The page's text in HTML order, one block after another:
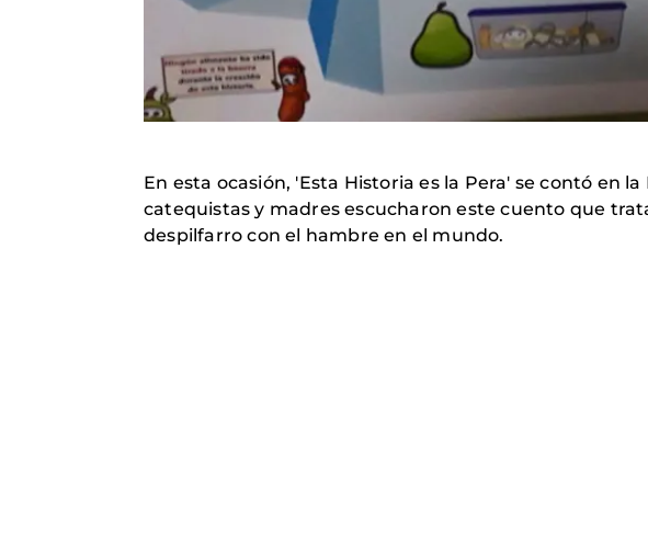
En esta ocasión, 'Esta Historia es la Pera' se contó en
catequistas y madres escucharon este cuento que
despilfarro con el hambre en el mundo.